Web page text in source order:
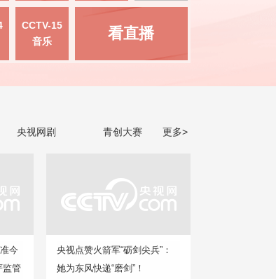
CCTV-15
音乐
看直播
更多>
央视网剧 青创大赛
今
监管
央视点赞火箭军“砺剑尖兵”：
她为东风快递“磨剑”！